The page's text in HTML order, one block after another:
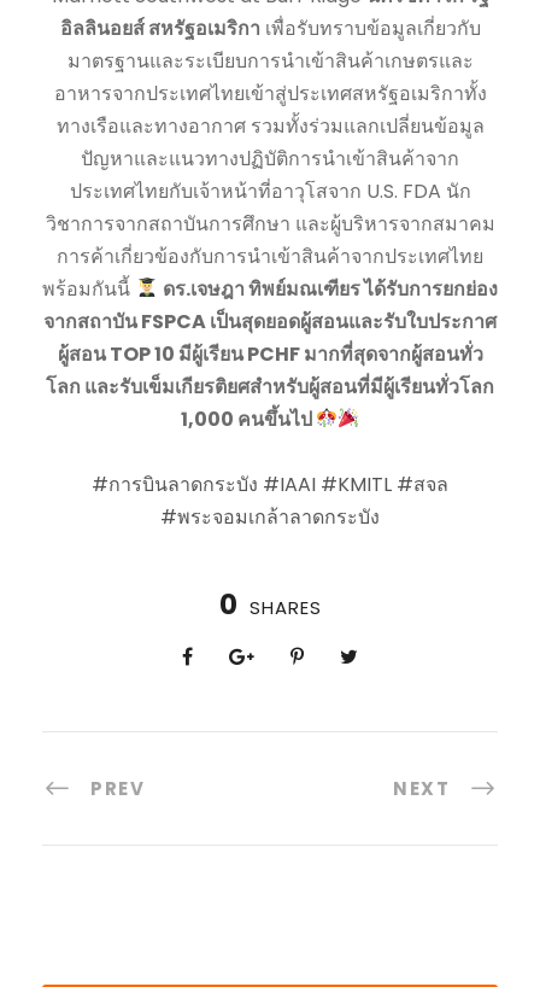
อิลลินอยส์ สหรัฐอเมริกา เพื่อรับทราบข้อมูลเกี่ยวกับ
มาตรฐานและระเบียบการนำเข้าสินค้าเกษตรและ
อาหารจากประเทศไทยเข้าสู่ประเทศสหรัฐอเมริกาทั้ง
ทางเรือและทางอากาศ รวมทั้งร่วมแลกเปลี่ยนข้อมูล
ปัญหาและแนวทางปฏิบัติการนำเข้าสินค้าจาก
ประเทศไทยกับเจ้าหน้าที่อาวุโสจาก U.S. FDA นัก
วิชาการจากสถาบันการศึกษา และผู้บริหารจากสมาคม
การค้าเกี่ยวข้องกับการนำเข้าสินค้าจากประเทศไทย
พร้อมกันนี้
ดร.เจษฎา ทิพย์มณเฑียร ได้รับการยกย่อง
จากสถาบัน FSPCA เป็นสุดยอดผู้สอนและรับใบประกาศ
ผู้สอน TOP 10 มีผู้เรียน PCHF มากที่สุดจากผู้สอนทั่ว
โลก และรับเข็มเกียรติยศสำหรับผู้สอนที่มีผู้เรียนทั่วโลก
1,000 คนขึ้นไป
#การบินลาดกระบัง #IAAI #KMITL #สจล
#พระจอมเกล้าลาดกระบัง
0 SHARES
PREV NEXT